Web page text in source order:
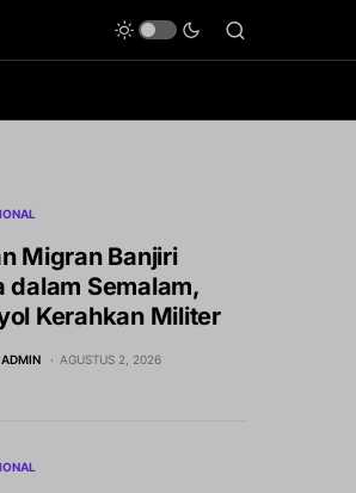
Migran Banjiri
dalam Semalam,
Kerahkan Militer
AGUSTUS 2, 2026